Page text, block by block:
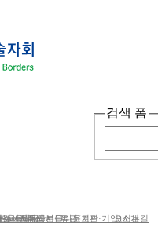
검색 폼
는 사람들 CI다운로드 오시는길
산서류공시
갤러리 유관(기관·기업)소개
topics
움을 주신 분들